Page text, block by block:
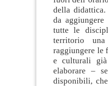
della didattica.
da
tutte le
territorio
raggiungere le
e culturali
elaborare –
disponibili,